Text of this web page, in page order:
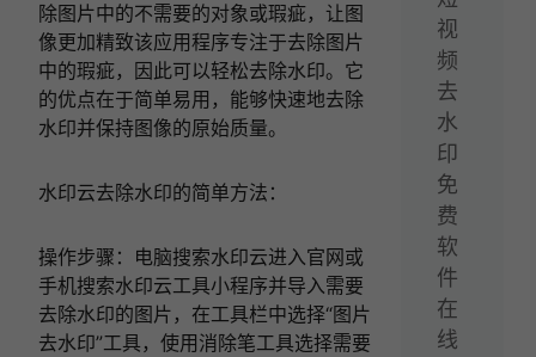
除图片中的不需要的对象或瑕疵，让图
像更加精致该应用程序专注于去除图片
中的瑕疵，因此可以轻松去除水印。它
的优点在于简单易用，能够快速地去除
水印并保持图像的原始质量。
水印云去除水印的简单方法：
操作步骤：电脑搜索水印云进入官网或
手机搜索水印云工具小程序并导入需要
去除水印的图片，在工具栏中选择“图片
去水印”工具，使用消除笔工具选择需要
视
频
去
水
印
免
费
软
件
在
线